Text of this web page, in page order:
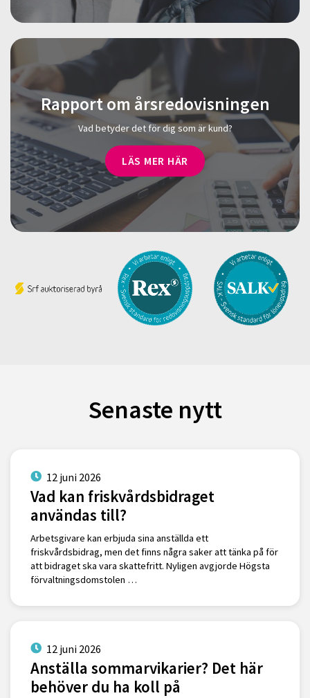
Rapport om årsredovisningen
Vad betyder det för dig som är kund?
LÄS MER HÄR
Senaste nytt
12 juni 2026
Vad kan friskvårdsbidraget
användas till?
Arbetsgivare kan erbjuda sina anställda ett
friskvårdsbidrag, men det finns några saker att tänka på för
att bidraget ska vara skattefritt. Nyligen avgjorde Högsta
förvaltningsdomstolen …
12 juni 2026
Anställa sommarvikarier? Det här
behöver du ha koll på